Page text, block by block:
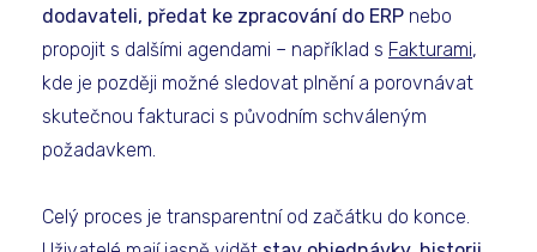
dodavateli, předat ke zpracování do ERP nebo
propojit s dalšími agendami – například s Fakturami,
kde je později možné sledovat plnění a porovnávat
skutečnou fakturaci s původním schváleným
požadavkem.
Celý proces je transparentní od začátku do konce.